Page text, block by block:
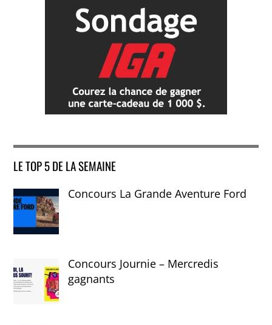
LE TOP 5 DE LA SEMAINE
Concours La Grande Aventure Ford
Concours Journie – Mercredis
gagnants